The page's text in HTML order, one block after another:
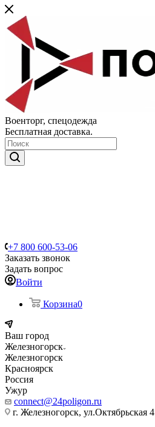
Военторг, спецодежда
Бесплатная доставка.
+7 800 600-53-06
Заказать звонок
Задать вопрос
Войти
Корзина0
Ваш город
Железногорск
Железногорск
Красноярск
Россия
Ужур
connect@24poligon.ru
г. Железногорск, ул.Октябрьская 4